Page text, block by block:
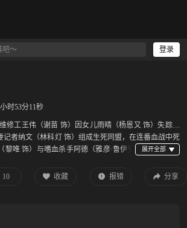
登录
时53分11秒
修工王伟（谢苗 饰）因女儿雨晴（杨恩又 饰）失踪觉
记者纳文（林科灯 饰）组成生死同盟，在连番血战中死
唯 饰）与嗜血杀手阿德（雅彦·鲁伊安
残暴的生死拼杀连番上演，与此同时雨晴也在魔窟中用
10 收藏 报错 分享